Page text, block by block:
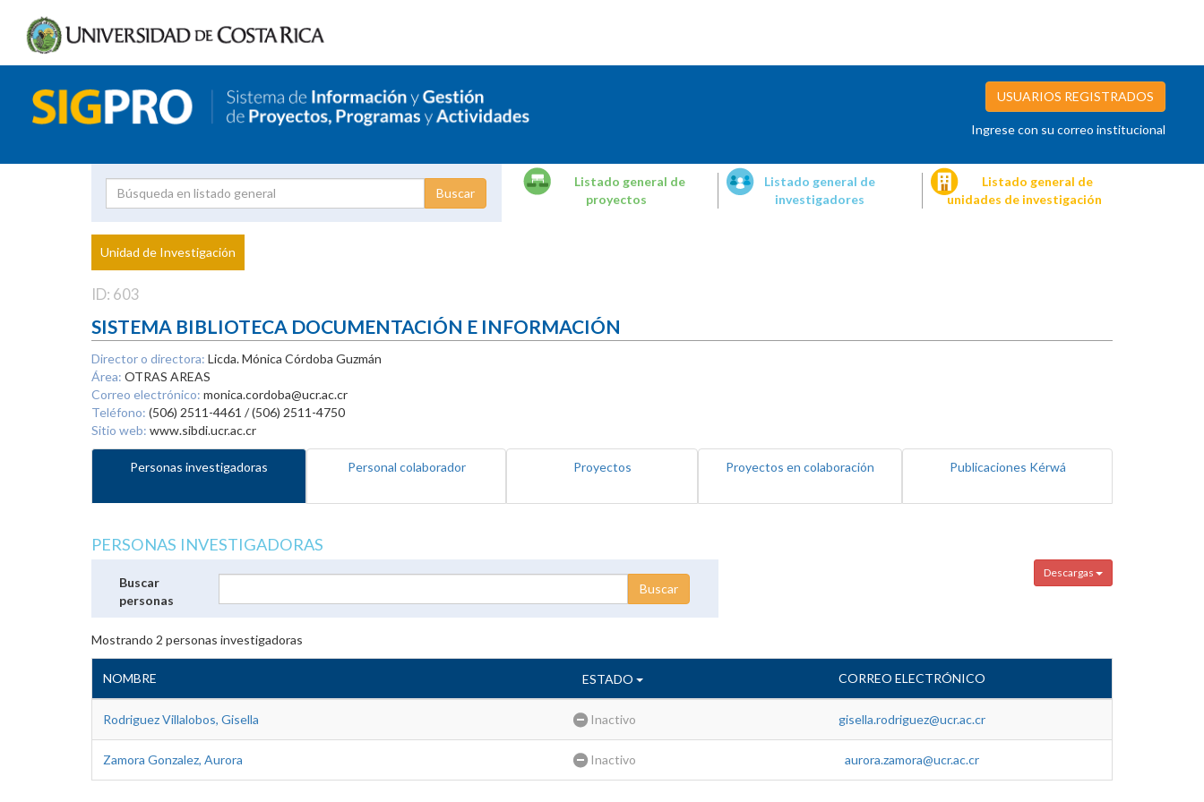
USUARIOS REGISTRADOS
Ingrese con su correo institucional
Proyecto
Investigador
Listado general de
proyectos
Listado general de
investigadores
Listado general de
unidades de investigación
Unidad de Investigación
ID: 603
SISTEMA BIBLIOTECA DOCUMENTACIÓN E INFORMACIÓN
Director o directora: Licda. Mónica Córdoba Guzmán
Área: OTRAS AREAS
Correo electrónico: monica.cordoba@ucr.ac.cr
Teléfono: (506) 2511-4461 / (506) 2511-4750
Sitio web: www.sibdi.ucr.ac.cr
Personas investigadoras Personal colaborador Proyectos Proyectos en colaboración Publicaciones Kérwá
PERSONAS INVESTIGADORAS
Descargas
Buscar
personas
Mostrando 2 personas investigadoras
NOMBRE ESTADO CORREO ELECTRÓNICO
Rodriguez Villalobos, Gisella Inactivo gisella.rodriguez@ucr.ac.cr
Zamora Gonzalez, Aurora Inactivo aurora.zamora@ucr.ac.cr